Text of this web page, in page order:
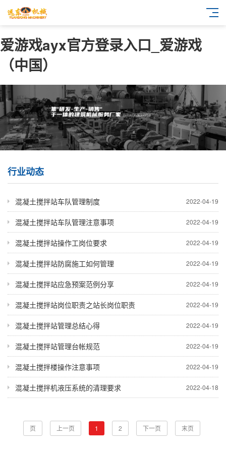
爱游戏ayx官方登录入口_爱游戏
（中国）
行业动态
2022-04-19
混凝土搅拌站车队管理制度
2022-04-19
混凝土搅拌站车队管理注意事项
2022-04-19
混凝土搅拌站操作工岗位要求
2022-04-19
混凝土搅拌站防腐施工如何管理
2022-04-19
混凝土搅拌站应急预案范例分享
2022-04-19
混凝土搅拌站岗位职责之站长岗位职责
2022-04-19
混凝土搅拌站管理总结心得
2022-04-19
混凝土搅拌站管理台帐规范
2022-04-19
混凝土搅拌楼操作注意事项
2022-04-18
混凝土搅拌机液压系统的清理要求
页 上一页 1 2 下一页 末页